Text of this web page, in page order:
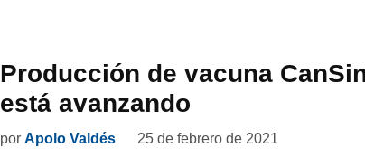
Producción de vacuna
está avanzando
por Apolo Valdés 25 de febrero de 2021